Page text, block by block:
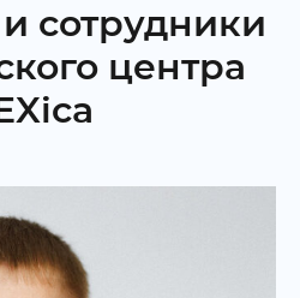
сотрудники
центра